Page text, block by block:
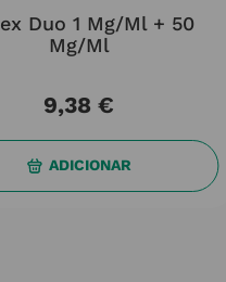
Duo 1 Mg/ml + 50
Mg/ml
9,38 €
ADICIONAR